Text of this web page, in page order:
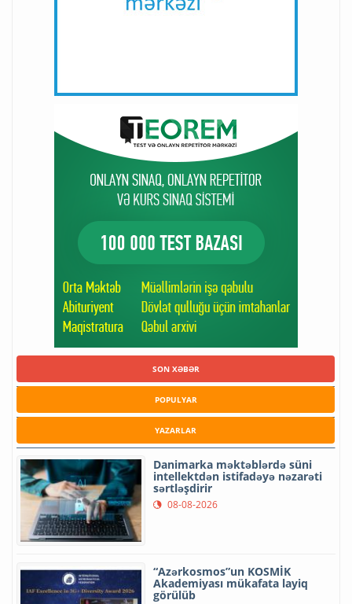
SON XƏBƏR
POPULYAR
YAZARLAR
Danimarka məktəblərdə süni
intellektdən istifadəyə nəzarəti
sərtləşdirir
08-08-2026
“Azərkosmos”un KOSMİK
Akademiyası mükafata layiq
görülüb